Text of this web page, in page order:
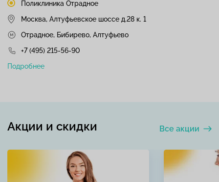
Поликлиника Отрадное
Москва, Алтуфьевское шоссе д.28 к. 1
Отрадное, Бибирево, Алтуфьево
+7 (495) 215-56-90
Подробнее
Все акции
Акции и скидки